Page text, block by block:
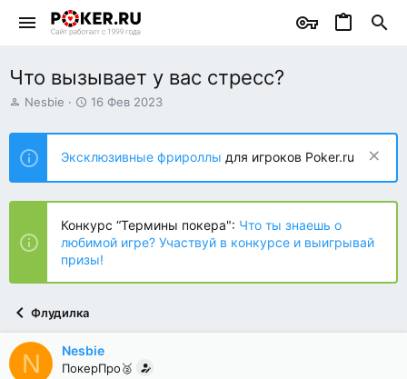
Что вызывает у вас стресс?
А
т
о
р
т
е
ы
Nesbie
Д
т
н
а
ч
л
а
16 Фев 2023
Эксклюзивные фрироллы для игроков Poker.ru
Конкурс “Термины покера": Что ты знаешь о
любимой игре? Участвуй в конкурсе и выигрывай
призы!
Флудилка
N Nesbie
ПокерПро🥈